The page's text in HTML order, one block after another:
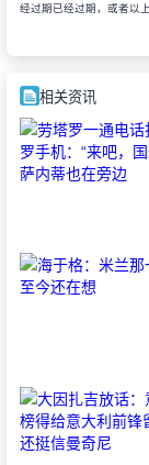
经过期已经过期，或者以
相关资讯